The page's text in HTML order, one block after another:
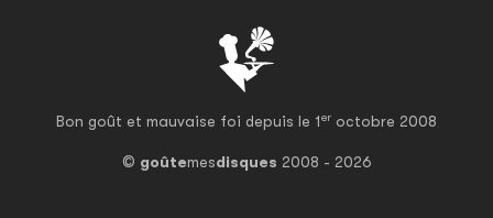
Bon goût et mauvaise foi depuis le 1er octobre 2008
© goûtemesdisques 2008 - 2026